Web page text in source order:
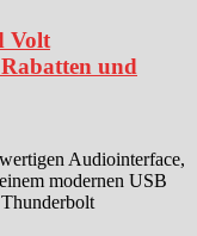
Volt
und
Audiointerface,
modernen USB